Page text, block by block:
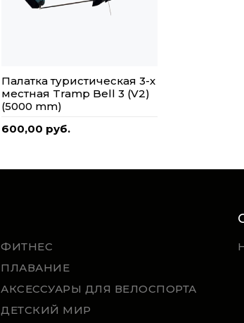
Палатка туристическая 3-х
местная Tramp Bell 3 (V2)
(5000 mm)
600,00 руб.
ФИТНЕС
ПЛАВАНИЕ
АКСЕССУАРЫ ДЛЯ ВЕЛОСПОРТА
ДЕТСКИЙ МИР